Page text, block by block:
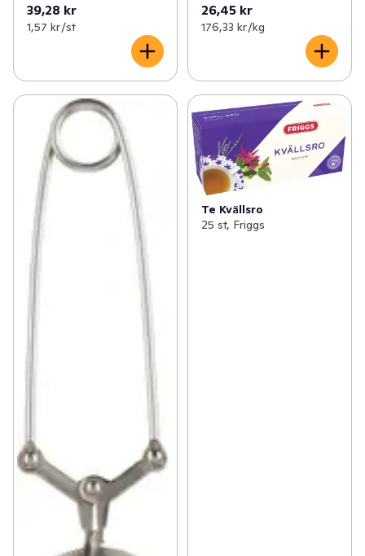
39,28 kr
1,57 kr /st
26,45 kr
176,33 kr /kg
Te Kvällsro
25 st, Friggs